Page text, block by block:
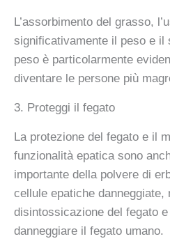
L’assorbimento del grasso,
significativamente il peso e il
peso è particolarmente
diventare le persone più
3. Proteggi il fegato
La protezione del fegato e il
funzionalità epatica sono
importante della polvere di
cellule epatiche danneggiate,
disintossicazione del fegato
danneggiare il fegato umano.